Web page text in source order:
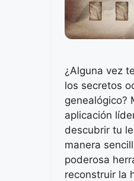
¿Alguna vez
los secretos
genealógico?
aplicación
descubrir tu
manera
poderosa
reconstruir la